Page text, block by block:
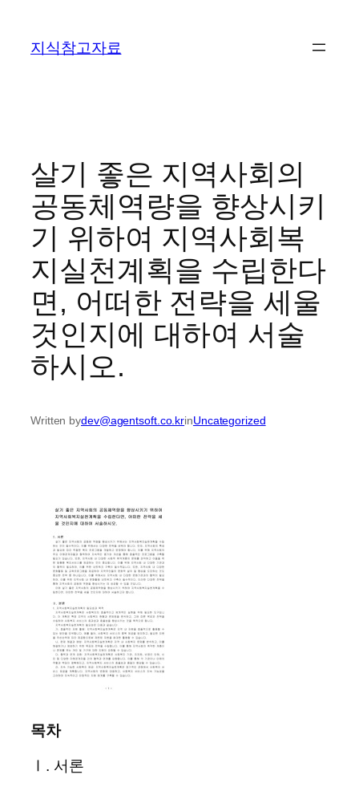
지식참고자료
살기 좋은 지역사회의
공동체역량을 향상시키
기 위하여 지역사회복
지실천계획을 수립한다
면, 어떠한 전략을 세울
것인지에 대하여 서술
하시오.
Written bydev@agentsoft.co.krinUncategorized
목차
Ⅰ. 서론